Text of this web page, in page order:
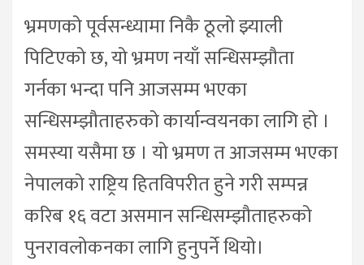
भ्रमणको पूर्वसन्ध्यामा निकै ठूलो झ्याली
पिटिएको छ, यो भ्रमण नयाँ सन्धिसम्झौता
गर्नका भन्दा पनि आजसम्म भएका
सन्धिसम्झौताहरुको कार्यान्वयनका लागि हो ।
समस्या यसैमा छ । यो भ्रमण त आजसम्म भएका
नेपालको राष्ट्रिय हितविपरीत हुने गरी सम्पन्न
करिब १६ वटा असमान सन्धिसम्झौताहरुको
पुनरावलोकनका लागि हुनुपर्ने थियो।